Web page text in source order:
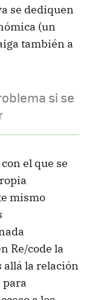
se dediquen
(un
también a
si se
el que se
mismo
Re/code la
allá la relación
para